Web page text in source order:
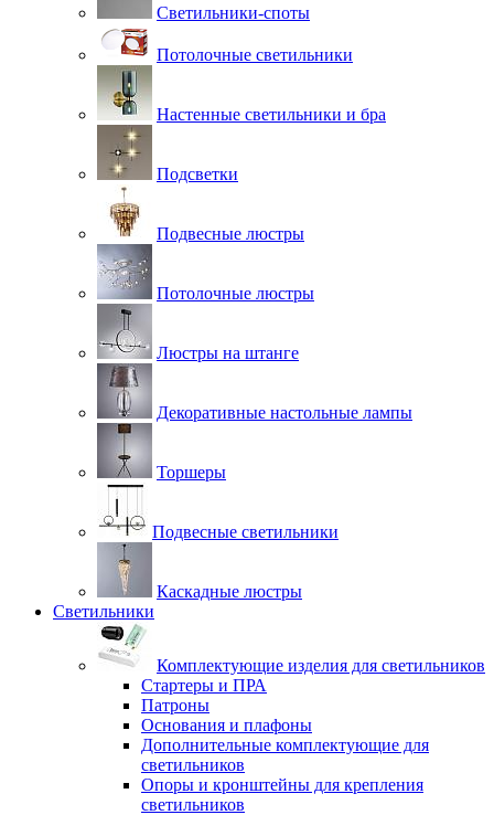
Светильники-споты
Потолочные светильники
Настенные светильники и бра
Подсветки
Подвесные люстры
Потолочные люстры
Люстры на штанге
Декоративные настольные лампы
Торшеры
Подвесные светильники
Каскадные люстры
Светильники
Комплектующие изделия для светильников
Стартеры и ПРА
Патроны
Основания и плафоны
Дополнительные комплектующие для
светильников
Опоры и кронштейны для крепления
светильников